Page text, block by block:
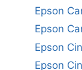
Epson
Epson
Epson
Epson